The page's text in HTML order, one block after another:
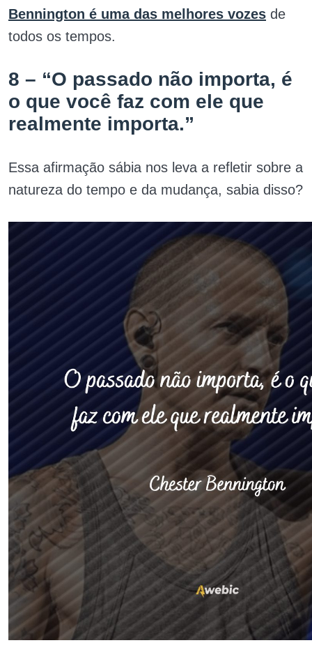
Bennington é uma das melhores vozes de
todos os tempos.
8 – “O passado não importa, é
o que você faz com ele que
realmente importa.”
Essa afirmação sábia nos leva a refletir sobre a
natureza do tempo e da mudança, sabia disso?